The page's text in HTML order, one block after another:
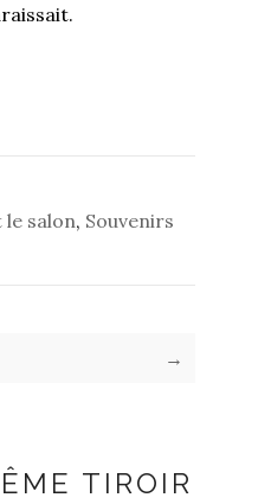
le salon, Souvenirs
→
TIROIR